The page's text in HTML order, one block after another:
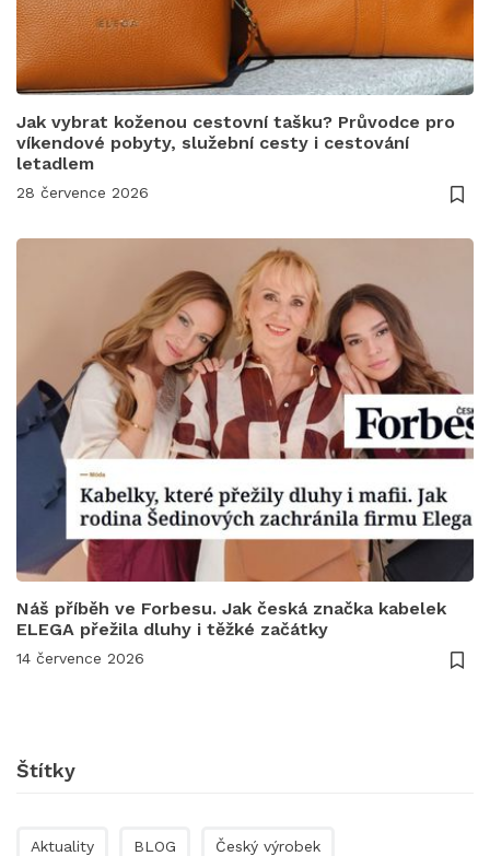
Jak vybrat koženou cestovní tašku? Průvodce pro
víkendové pobyty, služební cesty i cestování
letadlem
28 července 2026
Náš příběh ve Forbesu. Jak česká značka kabelek
ELEGA přežila dluhy i těžké začátky
14 července 2026
Štítky
Aktuality BLOG Český výrobek